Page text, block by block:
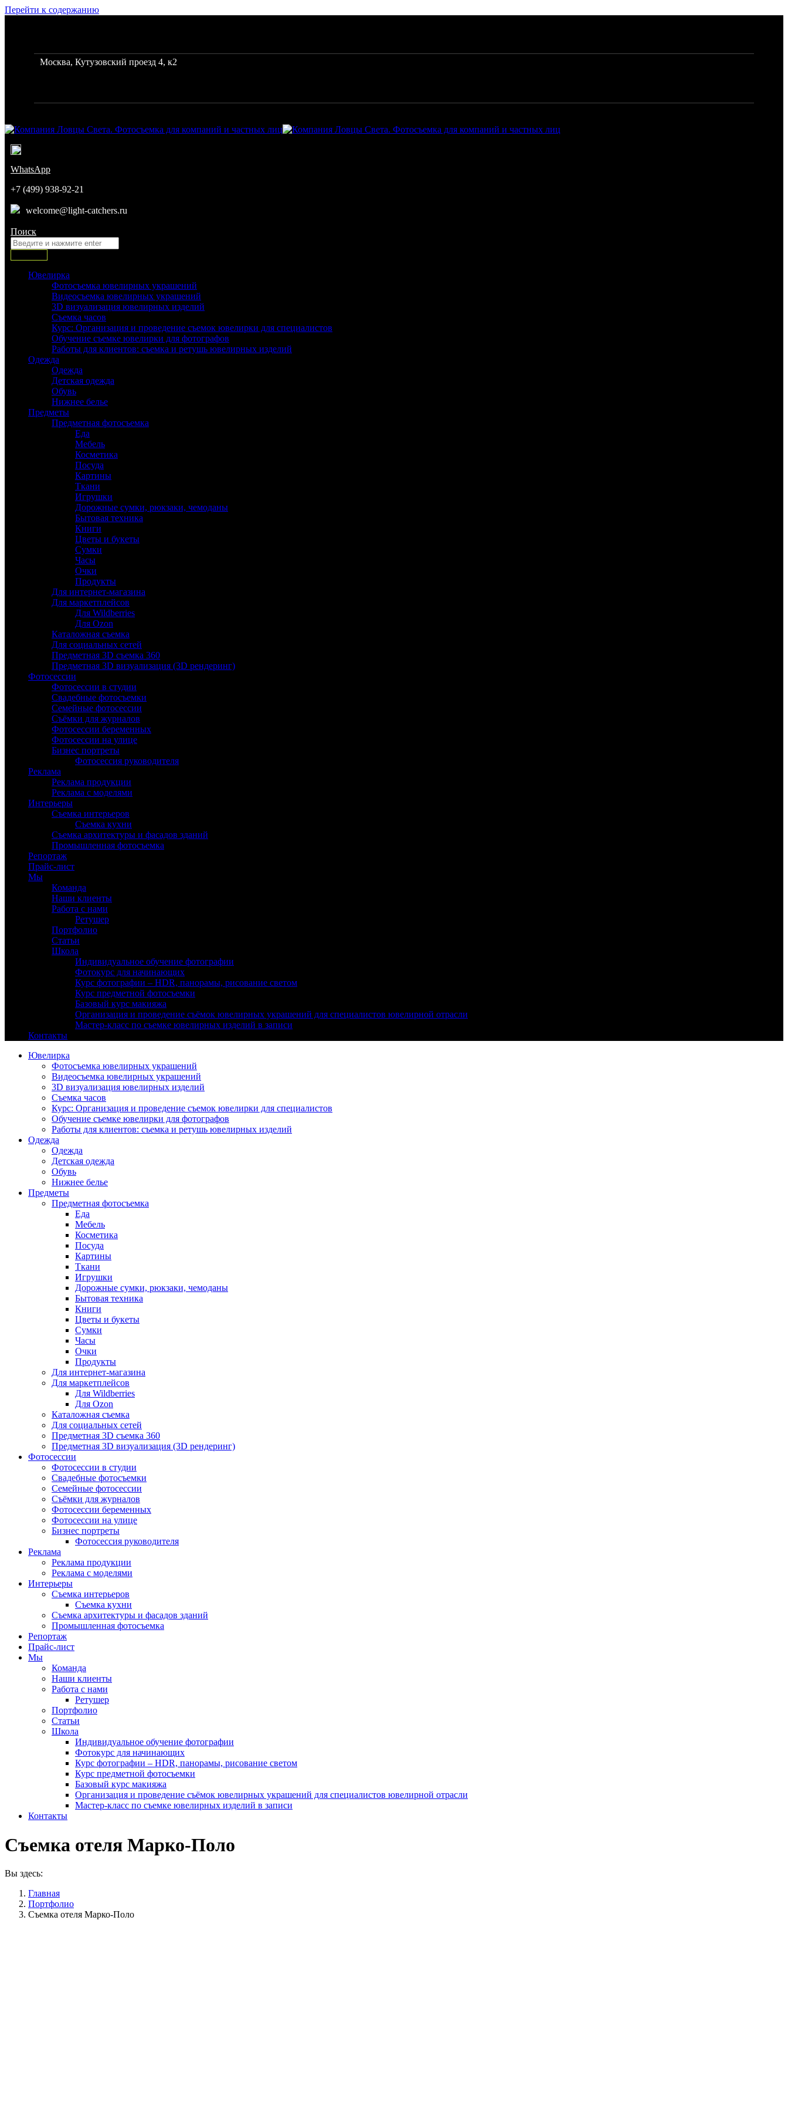
Перейти к содержанию
Москва, Кутузовский проезд 4, к2
WhatsApp
+7 (499) 938-92-21
welcome@light-catchers.ru
Поиск
Ювелирка
Фотосъемка ювелирных украшений
Видеосъемка ювелирных украшений
3D визуализация ювелирных изделий
Съемка часов
Курс: Организация и проведение съемок ювелирки для специалистов
Обучение съемке ювелирки для фотографов
Работы для клиентов: съемка и ретушь ювелирных изделий
Одежда
Одежда
Детская одежда
Обувь
Нижнее белье
Предметы
Предметная фотосъемка
Еда
Мебель
Косметика
Посуда
Картины
Ткани
Игрушки
Дорожные сумки, рюкзаки, чемоданы
Бытовая техника
Книги
Цветы и букеты
Сумки
Часы
Очки
Продукты
Для интернет-магазина
Для маркетплейсов
Для Wildberries
Для Ozon
Каталожная съемка
Для социальных сетей
Предметная 3D съемка 360
Предметная 3D визуализация (3D рендеринг)
Фотосессии
Фотосессии в студии
Свадебные фотосъемки
Семейные фотосессии
Съёмки для журналов
Фотосессии беременных
Фотосессии на улице
Бизнес портреты
Фотосессия руководителя
Реклама
Реклама продукции
Реклама с моделями
Интерьеры
Съемка интерьеров
Съемка кухни
Съемка архитектуры и фасадов зданий
Промышленная фотосъемка
Репортаж
Прайс-лист
Мы
Команда
Наши клиенты
Работа с нами
Ретушер
Портфолио
Статьи
Школа
Индивидуальное обучение фотографии
Фотокурс для начинающих
Курс фотографии – HDR, панорамы, рисование светом
Курс предметной фотосъемки
Базовый курс макияжа
Организация и проведение съёмок ювелирных украшений для специалистов ювелирной отрасли
Мастер-класс по съемке ювелирных изделий в записи
Контакты
Ювелирка
Фотосъемка ювелирных украшений
Видеосъемка ювелирных украшений
3D визуализация ювелирных изделий
Съемка часов
Курс: Организация и проведение съемок ювелирки для специалистов
Обучение съемке ювелирки для фотографов
Работы для клиентов: съемка и ретушь ювелирных изделий
Одежда
Одежда
Детская одежда
Обувь
Нижнее белье
Предметы
Предметная фотосъемка
Еда
Мебель
Косметика
Посуда
Картины
Ткани
Игрушки
Дорожные сумки, рюкзаки, чемоданы
Бытовая техника
Книги
Цветы и букеты
Сумки
Часы
Очки
Продукты
Для интернет-магазина
Для маркетплейсов
Для Wildberries
Для Ozon
Каталожная съемка
Для социальных сетей
Предметная 3D съемка 360
Предметная 3D визуализация (3D рендеринг)
Фотосессии
Фотосессии в студии
Свадебные фотосъемки
Семейные фотосессии
Съёмки для журналов
Фотосессии беременных
Фотосессии на улице
Бизнес портреты
Фотосессия руководителя
Реклама
Реклама продукции
Реклама с моделями
Интерьеры
Съемка интерьеров
Съемка кухни
Съемка архитектуры и фасадов зданий
Промышленная фотосъемка
Репортаж
Прайс-лист
Мы
Команда
Наши клиенты
Работа с нами
Ретушер
Портфолио
Статьи
Школа
Индивидуальное обучение фотографии
Фотокурс для начинающих
Курс фотографии – HDR, панорамы, рисование светом
Курс предметной фотосъемки
Базовый курс макияжа
Организация и проведение съёмок ювелирных украшений для специалистов ювелирной отрасли
Мастер-класс по съемке ювелирных изделий в записи
Контакты
Съемка отеля Марко-Поло
Вы здесь:
Главная
Портфолио
Съемка отеля Марко-Поло